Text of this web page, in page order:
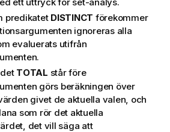
predikatet DISTINCT förekommer
ignoreras alla
evaluerats utifrån
TOTAL står före
görs beräkningen över
givet de aktuella valen, och
som rör det aktuella
det vill säga att